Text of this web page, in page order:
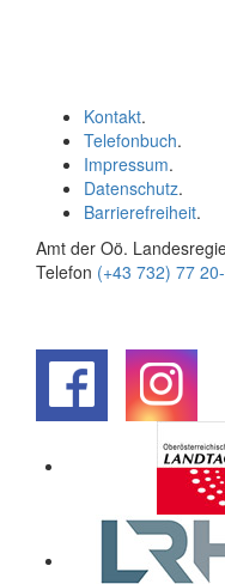
Kontakt.
Telefonbuch.
Impressum.
Datenschutz.
Barrierefreiheit.
Amt der Oö.
Telefon (+43 732) 77